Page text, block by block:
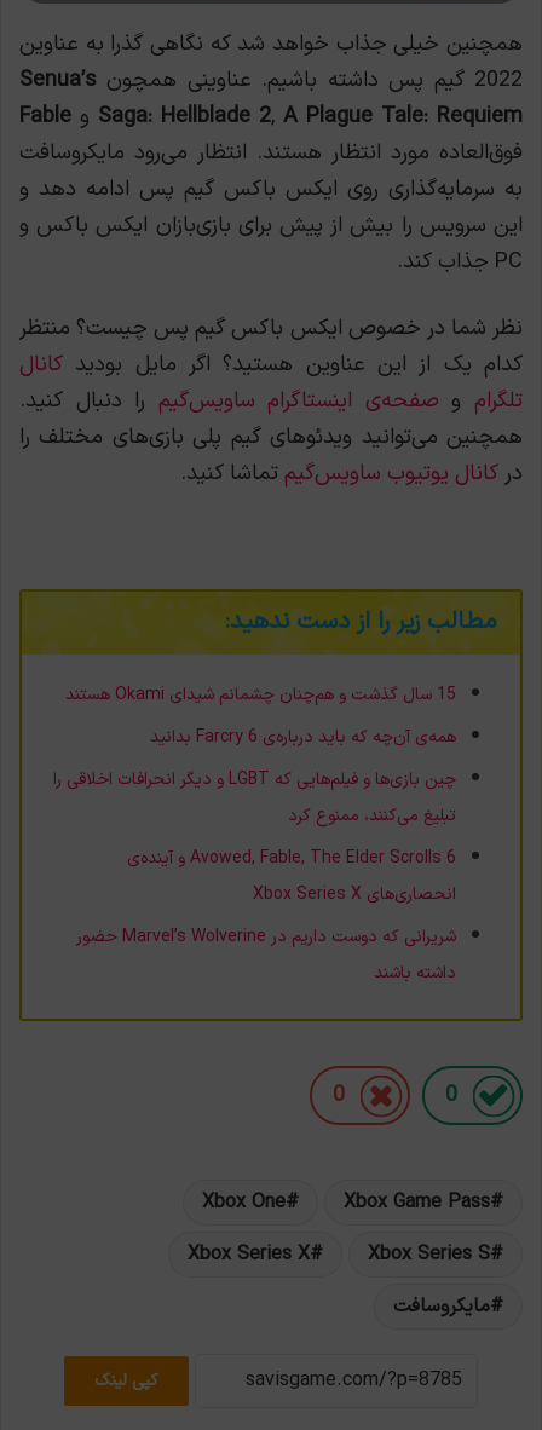
همچنین خیلی جذاب خواهد شد که نگاهی گذرا به عناوین
2022 گیم پس داشته باشیم. عناوینی همچون
Senua’s
Saga: Hellblade 2, A Plague Tale: Requiem و Fable
فوق‌العاده مورد انتظار هستند. انتظار می‌رود مایکروسافت
به سرمایه‌گذاری روی ایکس باکس گیم پس ادامه دهد و
این سرویس را بیش از پیش برای بازی‌بازان ایکس باکس و
PC جذاب کند.
نظر شما در خصوص ایکس باکس گیم پس چیست؟ منتظر
کدام یک از این عناوین هستید؟ اگر مایل بودید کانال
تلگرام و صفحه‌ی اینستاگرام ساویس‌گیم را دنبال کنید.
همچنین می‌توانید ویدئوهای گیم پلی بازی‌های مختلف را
در کانال یوتیوب ساویس‌گیم تماشا کنید.
مطالب زیر را از دست ندهید:
15 سال گذشت و هم‌چنان چشمانم شیدای Okami هستند
همه‌ی آن‌چه که باید درباره‌ی Farcry 6 بدانید
چین بازی‌ها و فیلم‌هایی که LGBT و دیگر انحرافات اخلاقی را
تبلیغ می‌کنند، ممنوع کرد
Avowed, Fable, The Elder Scrolls 6 و آینده‌ی
انحصاری‌های Xbox Series X
شریرانی که دوست داریم در Marvel’s Wolverine حضور
داشته باشند
0
0
Xbox Game Pass
Xbox One
Xbox Series S
Xbox Series X
مایکروسافت
کپی لینک